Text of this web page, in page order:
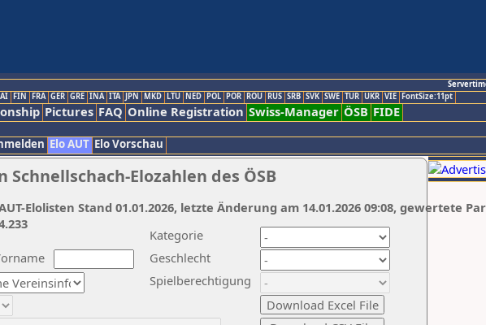
FIN FRA GER GRE INA ITA JPN MKD LTU NED POL POR ROU RUS SRB SVK SWE TUR UKR VIE FontSize:11pt
Pictures FAQ Online Registration Swiss-Manager ÖSB FIDE
Elo AUT Elo Vorschau
Elozahlen des ÖSB
Kategorie
Geschlecht
Spielberechtigung
Elolisten Stand 01.01.2026, letzte Änderung am 14.01.2026 09:08, gewertete